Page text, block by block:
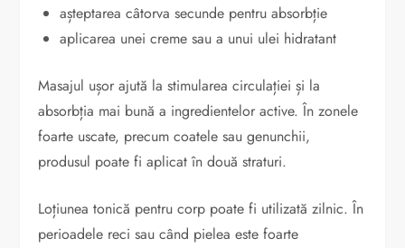
așteptarea câtorva secunde pentru absorbție
aplicarea unei creme sau a unui ulei hidratant
Masajul ușor ajută la stimularea circulației și la
absorbția mai bună a ingredientelor active. În zonele
foarte uscate, precum coatele sau genunchii,
produsul poate fi aplicat în două straturi.
Loțiunea tonică pentru corp poate fi utilizată zilnic. În
perioadele reci sau când pielea este foarte